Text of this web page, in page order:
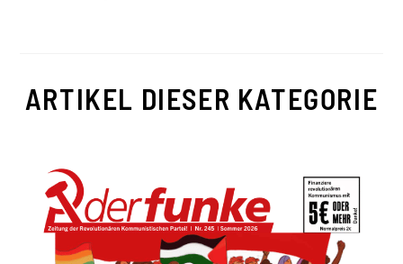
ARTIKEL DIESER KATEGORIE